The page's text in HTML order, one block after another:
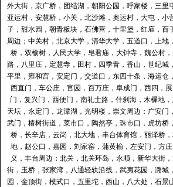
外大街，京广桥，团结湖，朝阳公园，呼家楼，三
亚运村，安慧桥，小关，北沙滩，奥运村，大屯，
子，甜水园，朝青板块，石佛营，十里堡，红庙，
周边；中关村，北京大学，清华大学，五道口，上
桥，双榆树，人民大学，皂君庙，大钟寺，魏公村
路，八里庄，定慧寺，田村，四季青，香山，世纪
平里，雍和宫，安定门，交道口，东四十条，海运
西直门，车公庄，官园，百万庄，阜成门，西四，
门，复兴门，西便门，南礼士路，什刹海，木樨地
天坛，永定门，龙潭湖，光明楼，崇文周边；广安
武门，椿树街道，菜市口，陶然亭，珠市口，虎坊
桥，长辛店，云岗，北大地，丰台体育馆，丽泽桥
地，赵公口，嘉园，刘家窑，蒲黄榆，左安门，方
义，丰台周边；北关，北关环岛，永顺，新华大街
街，玉桥，张家湾，八通轻轨沿线，武夷花园，潞
园，金顶街，模式口，五里坨，西山，八大处，石